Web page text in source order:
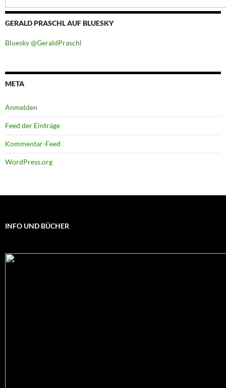
GERALD PRASCHL AUF BLUESKY
Bluesky @GeraldPraschl
META
Anmelden
Feed der Einträge
Kommentar-Feed
WordPress.org
INFO UND BÜCHER